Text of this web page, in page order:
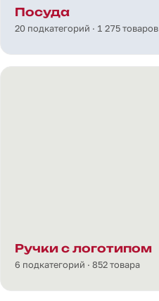
Посуда
20 подкатегорий · 1 275 товаров
Ручки с логотипом
6 подкатегорий · 852 товара